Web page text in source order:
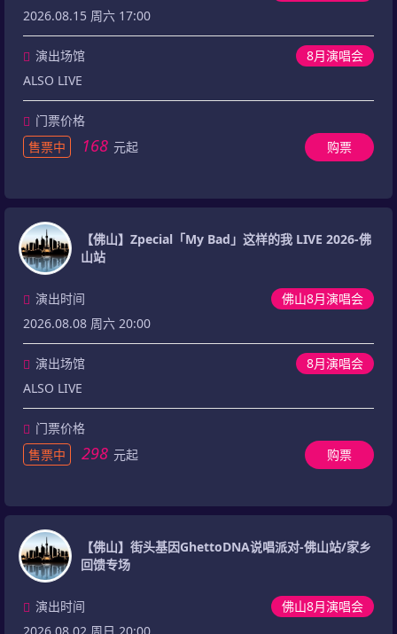
2026.08.15 周六 17:00
8月演唱会
演出场馆
ALSO LIVE
门票价格
售票中
168 元起 购票
【佛山】Zpecial「My Bad」这样的我 LIVE 2026-佛
山站
佛山8月演唱会
演出时间
2026.08.08 周六 20:00
8月演唱会
演出场馆
ALSO LIVE
门票价格
售票中
298 元起 购票
【佛山】街头基因GhettoDNA说唱派对-佛山站/家乡
回馈专场
佛山8月演唱会
演出时间
2026.08.02 周日 20:00